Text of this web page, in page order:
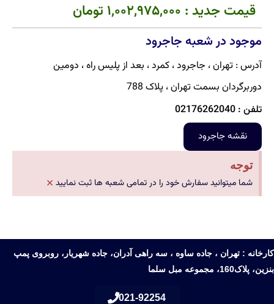
قیمت جدید : 1,002,975,000 تومان
موجود در شعبه جاجرود
آدرس : تهران ، جاجرود ، کمرد ، بعد از پلیس راه ، دومین
دوربرگردان بسمت تهران ، پلاک 788
تلفن : 02176262040
نقشه جاجرود
توجه
شما میتوانید سفارش خود را در تمامی شعبه ها ثبت نمایید ×
کارخانه : تهران ، جاده ساوه ، سه راهی آدران، جاده شهریار، روبروی پمپ
بنزین، پلاک160، مجموعه مبل سلما
021-92254